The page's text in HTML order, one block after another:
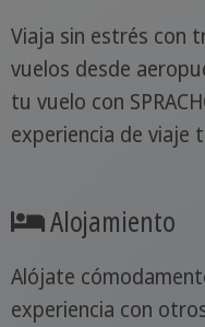
Viaja sin estrés con
vuelos desde
tu vuelo con
experiencia de viaje
Alojamiento
Alójate
experiencia con